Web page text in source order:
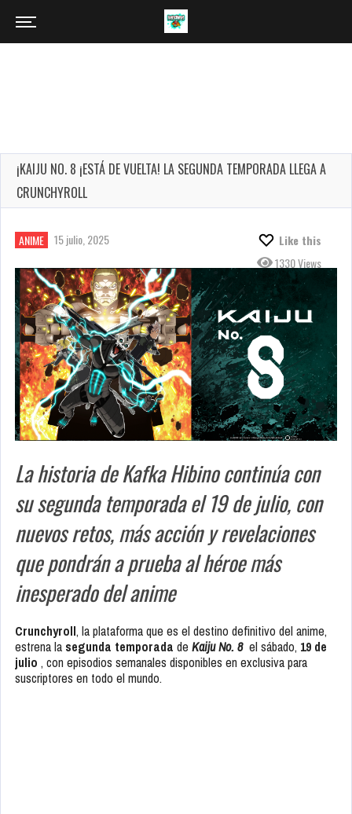
¡KAIJU NO. 8 ¡ESTÁ DE VUELTA! LA SEGUNDA TEMPORADA LLEGA A
CRUNCHYROLL
ANIME 15 julio, 2025
Like this
1330 Views
La historia de Kafka Hibino continúa con
su segunda temporada el 19 de julio, con
nuevos retos, más acción y revelaciones
que pondrán a prueba al héroe más
inesperado del anime
Crunchyroll, la plataforma que es el destino definitivo del anime,
estrena la segunda temporada de Kaiju No. 8 el sábado, 19 de
julio , con episodios semanales disponibles en exclusiva para
suscriptores en todo el mundo.